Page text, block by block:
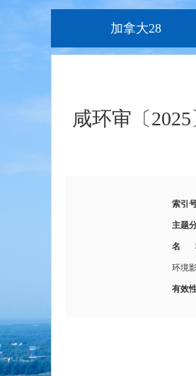
加拿大28
咸环审〔
索引
主题
名
环境
有效